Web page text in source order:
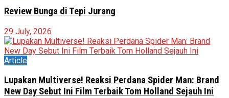
Review Bunga di Tepi Jurang
29 July, 2026
Article
Lupakan Multiverse! Reaksi Perdana Spider Man: Brand
New Day Sebut Ini Film Terbaik Tom Holland Sejauh Ini